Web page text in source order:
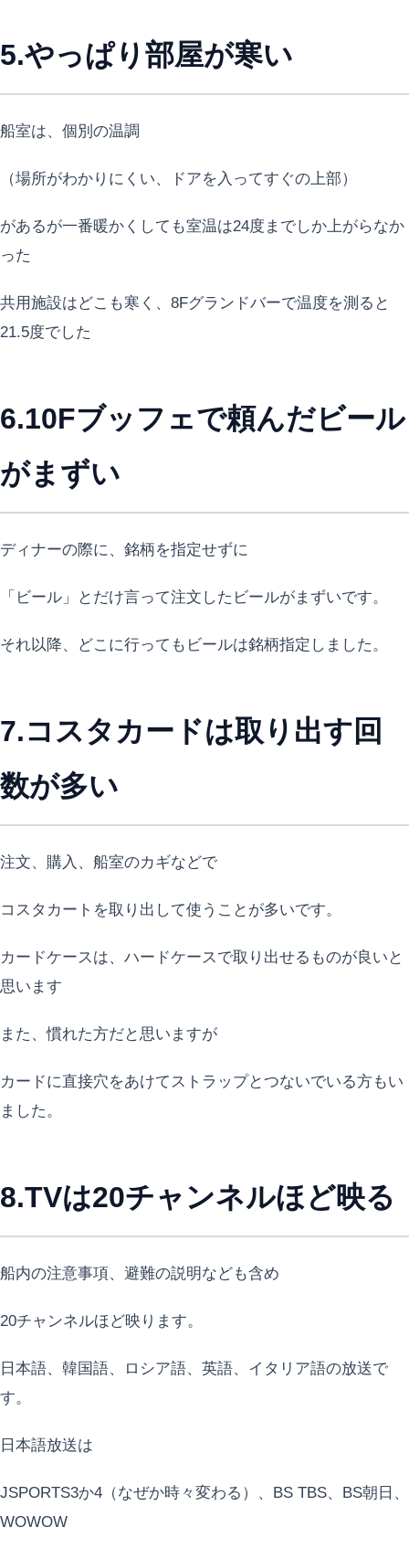
5.やっぱり部屋が寒い
船室は、個別の温調
（場所がわかりにくい、ドアを入ってすぐの上部）
があるが一番暖かくしても室温は24度までしか上がらなか
った
共用施設はどこも寒く、8Fグランドバーで温度を測ると
21.5度でした
6.10Fブッフェで頼んだビール
がまずい
ディナーの際に、銘柄を指定せずに
「ビール」とだけ言って注文したビールがまずいです。
それ以降、どこに行ってもビールは銘柄指定しました。
7.コスタカードは取り出す回
数が多い
注文、購入、船室のカギなどで
コスタカートを取り出して使うことが多いです。
カードケースは、ハードケースで取り出せるものが良いと
思います
また、慣れた方だと思いますが
カードに直接穴をあけてストラップとつないでいる方もい
ました。
8.TVは20チャンネルほど映る
船内の注意事項、避難の説明なども含め
20チャンネルほど映ります。
日本語、韓国語、ロシア語、英語、イタリア語の放送で
す。
日本語放送は
JSPORTS3か4（なぜか時々変わる）、BS TBS、BS朝日、
WOWOW